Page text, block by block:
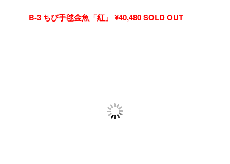
B-3 ちび手毬金魚「紅」 ¥40,480 SOLD OUT